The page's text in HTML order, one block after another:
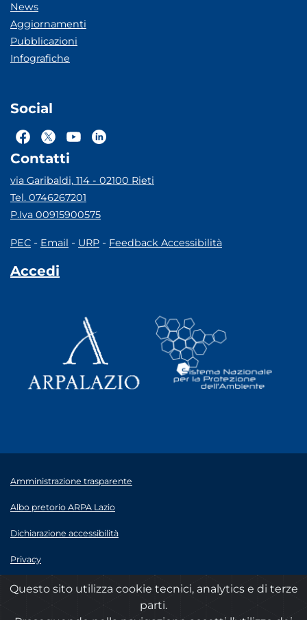
News
Aggiornamenti
Pubblicazioni
Infografiche
Social
Contatti
via Garibaldi, 114 - 02100 Rieti
Tel. 0746267201
P.Iva 00915900575
PEC - Email - URP - Feedback Accessibilità
Accedi
Amministrazione trasparente
Albo pretorio ARPA Lazio
Dichiarazione accessibilità
Privacy
Note legali
© 2020 ARPA Lazio - P.Iva 00915900575
Questo sito utilizza cookie tecnici, analytics e di terze
parti.